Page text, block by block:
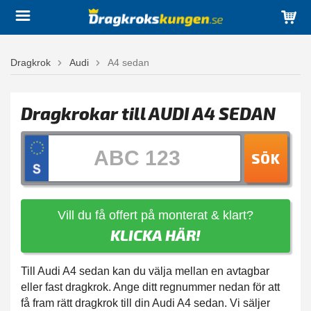
Dragkrok Audi A4 sedan
Dragkrokar till AUDI A4 SEDAN
SÖK
Vill du få offert på monterat & klart?
KLICKA HÄR!
Till Audi A4 sedan kan du välja mellan en avtagbar
eller fast dragkrok. Ange ditt regnummer nedan för att
få fram rätt dragkrok till din Audi A4 sedan. Vi säljer